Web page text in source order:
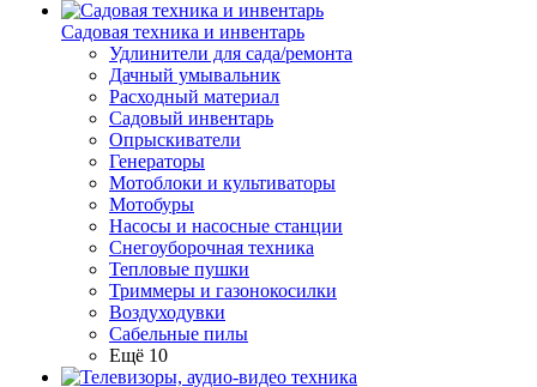
Садовая техника и инвентарь
Удлинители для сада/ремонта
Дачный умывальник
Расходный материал
Садовый инвентарь
Опрыскиватели
Генераторы
Мотоблоки и культиваторы
Мотобуры
Насосы и насосные станции
Снегоуборочная техника
Тепловые пушки
Триммеры и газонокосилки
Воздуходувки
Сабельные пилы
Ещё 10